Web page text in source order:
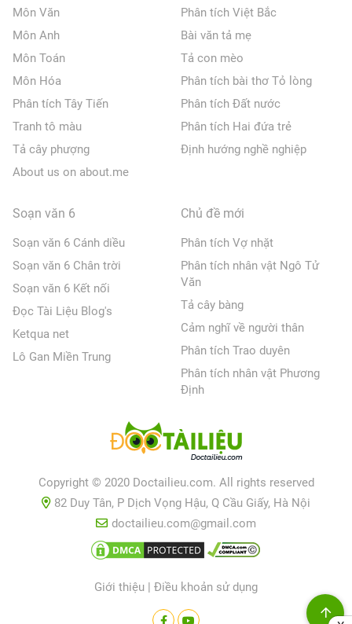
Môn Văn
Môn Anh
Môn Toán
Môn Hóa
Phân tích Tây Tiến
Tranh tô màu
Tả cây phượng
About us on about.me
Phân tích Việt Bắc
Bài văn tả mẹ
Tả con mèo
Phân tích bài thơ Tỏ lòng
Phân tích Đất nước
Phân tích Hai đứa trẻ
Định hướng nghề nghiệp
Soạn văn 6
Soạn văn 6 Cánh diều
Soạn văn 6 Chân trời
Soạn văn 6 Kết nối
Đọc Tài Liệu Blog's
Ketqua net
Lô Gan Miền Trung
Chủ đề mới
Phân tích Vợ nhặt
Phân tích nhân vật Ngô Tử
Văn
Tả cây bàng
Cảm nghĩ về người thân
Phân tích Trao duyên
Phân tích nhân vật Phương
Định
Copyright © 2020 Doctailieu.com. All rights reserved
82 Duy Tân, P Dịch Vọng Hậu, Q Cầu Giấy, Hà Nội
doctailieu.com@gmail.com
Giới thiệu | Điều khoản sử dụng